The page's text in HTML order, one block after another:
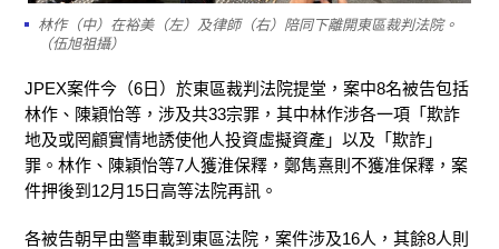
林作（中）在裕美（左）及律師（右）陪同下離開東區裁判法院。
（伍旭祖攝）
JPEX案件今（6日）於東區裁判法院提堂，案中8名被告包括
林作、陳穎怡等，涉及共33宗罪，其中林作涉各一項「欺詐
地及或罔顧實情地誘使他人投資虛擬資產」以及「欺詐」
罪。林作、陳穎怡等7人獲淮保釋，鄭雋熹則不獲准保釋，案
件押後到12月15日高等法院再訊。
各被告朝早由警車載到東區法院，案件涉及16人，其餘8人則